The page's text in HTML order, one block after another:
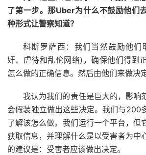
了第一步。那Uber为什么不鼓励他们
种形式让警察知道？
科斯罗萨西：我们当然鼓励他们
奸、虐待和乱伦网络)，确保他们得到
怎么做的正确信息。然后由他们来做决定
我认为我们的责任是巨大的，影响
会假装独立做出这些决定。我们与200
了解该怎么做。我们运行一个平台，但
获取信息，并理解什么是以受害者为中
的建议是：受害者应该做出决定。